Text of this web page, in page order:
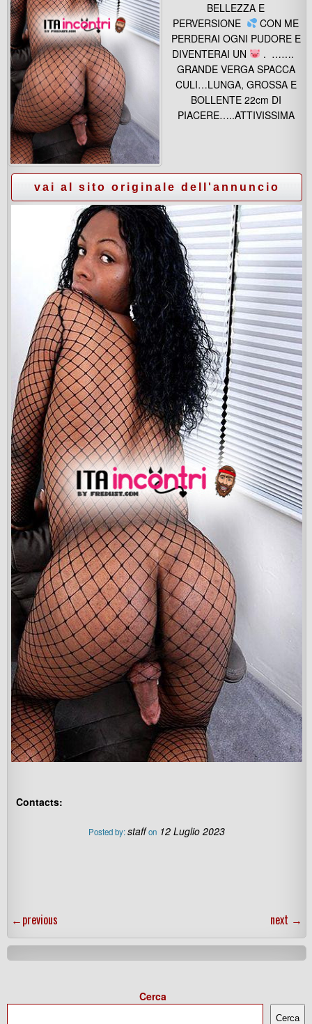
BELLEZZA E
PERVERSIONE
CON ME
PERDERAI OGNI PUDORE E
DIVENTERAI UN
. …….
GRANDE VERGA SPACCA
CULI…LUNGA, GROSSA E
BOLLENTE 22cm DI
PIACERE…..ATTIVISSIMA
Contacts:
Posted by:staff on 12 Luglio 2023
←previous next →
Cerca
Cerca